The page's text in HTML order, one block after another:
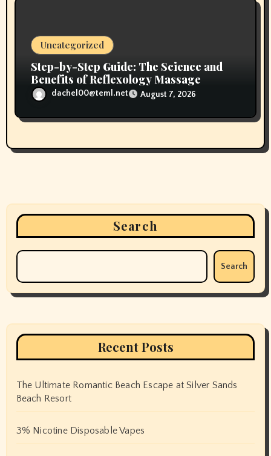
Uncategorized
Step-by-Step Guide: The Science and
Benefits of Reflexology Massage
dachel00@teml.net August 7, 2026
Search
Search
Recent Posts
The Ultimate Romantic Beach Escape at Silver Sands
Beach Resort
3% Nicotine Disposable Vapes